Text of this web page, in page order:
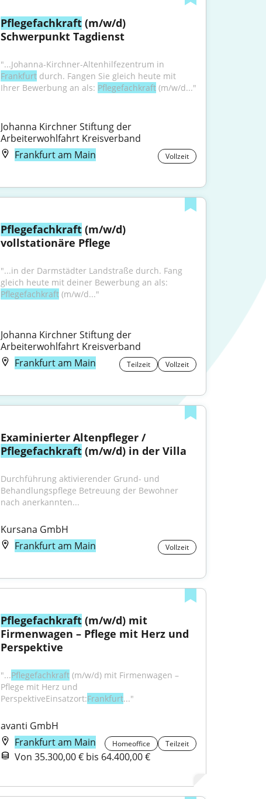
Pflegefachkraft (m/w/d)
Schwerpunkt Tagdienst
Frankfurt durch. Fangen Sie gleich heute mit
Ihrer Bewerbung an als: Pflegefachkraft (m/w/d..."
Johanna Kirchner Stiftung der
Arbeiterwohlfahrt Kreisverband
Frankfurt am Main
Vollzeit
Pflegefachkraft (m/w/d)
vollstationäre Pflege
"...in der Darmstädter Landstraße durch. Fang
Pflegefachkraft (m/w/d..."
Johanna Kirchner Stiftung der
Arbeiterwohlfahrt Kreisverband
Frankfurt am Main
Teilzeit Vollzeit
Examinierter Altenpfleger /
Pflegefachkraft (m/w/d) in der Villa
Durchführung aktivierender Grund- und
Behandlungspflege Betreuung der Bewohner
nach anerkannten...
Kursana GmbH
Frankfurt am Main
Vollzeit
Pflegefachkraft (m/w/d) mit
Firmenwagen – Pflege mit Herz und
Perspektive
"...Pflegefachkraft (m/w/d) mit Firmenwagen –
Pflege mit Herz und
PerspektiveEinsatzort:Frankfurt..."
avanti GmbH
Frankfurt am Main
Homeoffice Teilzeit
Von 35.300,00 € bis 64.400,00 €